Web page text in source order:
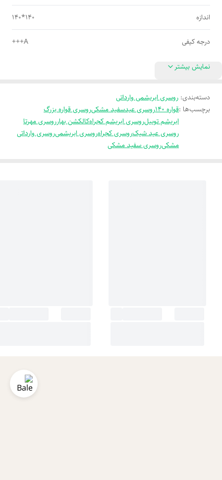
اندازه 140*140
درجه کیفی A+++
نمایش بیشتر
دسته‌بندی: روسری ابریشمی وارداتی
برچسب‌ها :قواره 140 روسری عیدسفید مشکیروسری قواره بزرگ
ابریشم توییلروسری ابریشم کجراهکالکشن بهارروسری مهرتا
روسری عید شیکروسری کجراهروسری ابریشمیروسری وارداتی
مشکیروسری سفید مشکی